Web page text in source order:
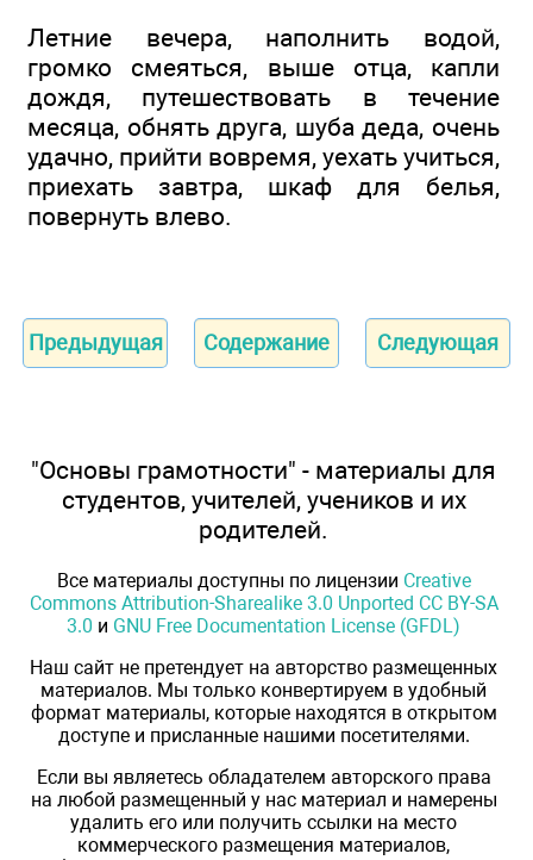
Летние вечера, наполнить водой,
громко смеяться, выше отца, капли
дождя, путешествовать в течение
месяца, обнять друга, шуба деда, очень
удачно, прийти вовремя, уехать учиться,
приехать завтра, шкаф для белья,
повернуть влево.
Предыдущая Содержание Следующая
"Основы грамотности" - материалы для
студентов, учителей, учеников и их
родителей.
Все материалы доступны по лицензии Creative
Commons Attribution-Sharealike 3.0 Unported CC BY-SA
3.0 и GNU Free Documentation License (GFDL)
Наш сайт не претендует на авторство размещенных
материалов. Мы только конвертируем в удобный
формат материалы, которые находятся в открытом
доступе и присланные нашими посетителями.
Если вы являетесь обладателем авторского права
на любой размещенный у нас материал и намерены
удалить его или получить ссылки на место
коммерческого размещения материалов,